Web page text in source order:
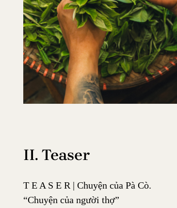
II. Teaser
T E A S E R | Chuyện của Pà Cò.
“Chuyện của người thợ”